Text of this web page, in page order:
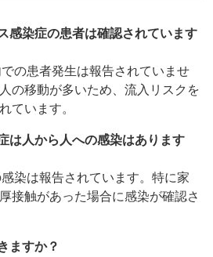
感染症の患者は確認されています
の患者発生は報告されていませ
の移動が多いため、流入リスクを
ています。
は人から人への感染はあります
染は報告されています。特に家
接触があった場合に感染が確認さ
ますか？